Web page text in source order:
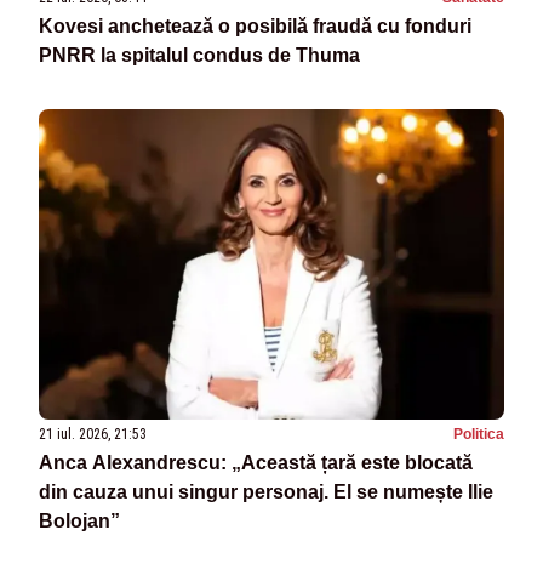
Kovesi anchetează o posibilă fraudă cu fonduri
PNRR la spitalul condus de Thuma
21 iul. 2026, 21:53 Politica
Anca Alexandrescu: „Această țară este blocată
din cauza unui singur personaj. El se numește Ilie
Bolojan”